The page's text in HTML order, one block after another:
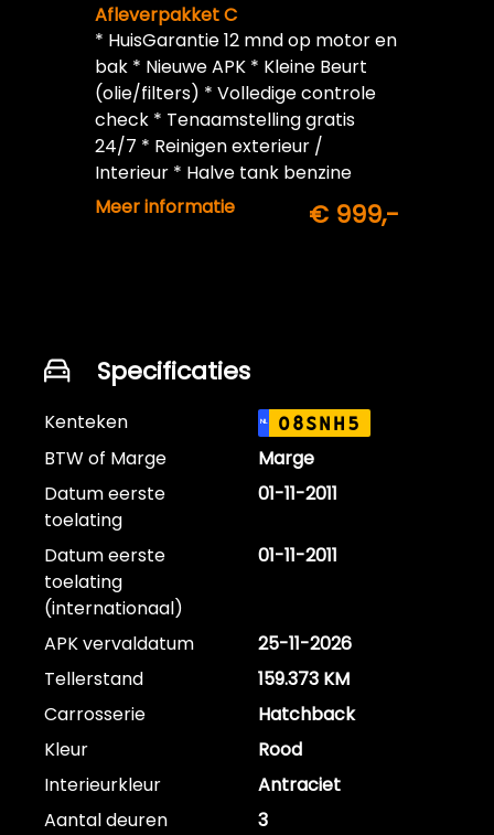
Afleverpakket C
* HuisGarantie 12 mnd op motor en
bak * Nieuwe APK * Kleine Beurt
(olie/filters) * Volledige controle
check * Tenaamstelling gratis
24/7 * Reinigen exterieur /
Interieur * Halve tank benzine
inbegrepen
Meer informatie € 999,-
Specificaties
Kenteken NL 08SNH5
BTW of Marge
Marge
Datum eerste
toelating
01-11-2011
Datum eerste
toelating
(internationaal)
01-11-2011
APK vervaldatum
25-11-2026
Tellerstand
159.373 KM
Carrosserie
Hatchback
Kleur
Rood
Interieurkleur
Antraciet
Aantal deuren
3